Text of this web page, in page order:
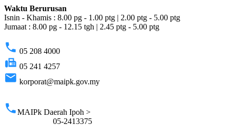
Waktu Berurusan
Isnin - Khamis : 8.00 pg - 1.00 ptg | 2.00 ptg - 5.00 ptg
Jumaat : 8.00 pg - 12.15 tgh | 2.45 ptg - 5.00 ptg
phone 05 208 4000
fax 05 241 4257
email korporat@maipk.gov.my
phoneMAIPk Daerah Ipoh >
05-2413375